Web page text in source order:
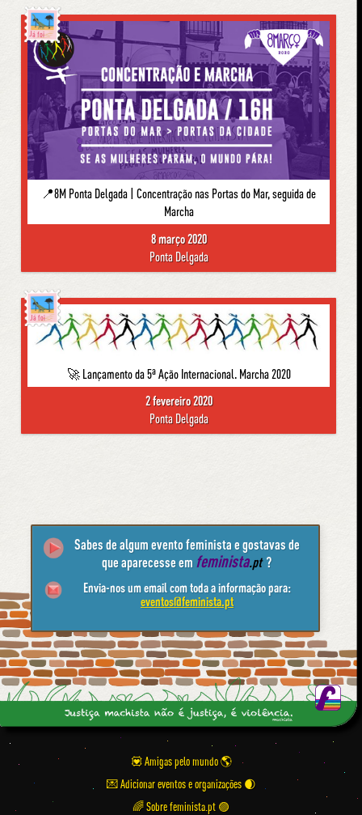
Já foi
📍8M Ponta Delgada | Concentração nas Portas do Mar, seguida de
Marcha
8 março 2020
Ponta Delgada
Já foi
🚀 Lançamento da 5ª Ação Internacional. Marcha 2020
2 fevereiro 2020
Ponta Delgada
Sabes de algum evento feminista e gostavas de
que aparecesse em feminista.pt ?
Envia-nos um email com toda a informação para:
eventos@feminista.pt
💟 Amigas pelo mundo
💌 Adicionar eventos e organizações
🌈 Sobre feminista.pt 🟣